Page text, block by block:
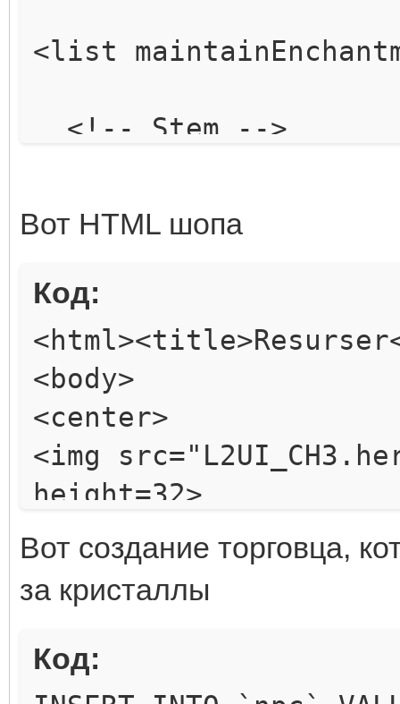
<list
<!-- Stem -->
<production
</item>
<!-- Animal Bone --
<item id="2">
<ingredient
<production
<!-- Animal Skin --
<ingredient id="57"
Вот HTML шопа
Код:
<body>
<center>
<img
height=32>
</center>
<center>
<table width=270>
<tr><td align=center
Вот создание торговца,
за кристаллы
Код: